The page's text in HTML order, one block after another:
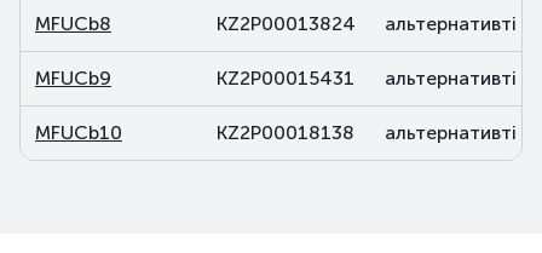
MFUCb8 KZ2P00013824 альтернативті
MFUCb9 KZ2P00015431 альтернативті
MFUCb10 KZ2P00018138 альтернативті